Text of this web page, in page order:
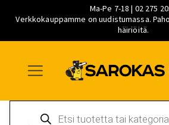
Ma-Pe 7-18 | 02 275
Verkkokauppamme on uudistumassa.
häiriöitä.
navigointiin
sisältöön
pääsisältöön
search